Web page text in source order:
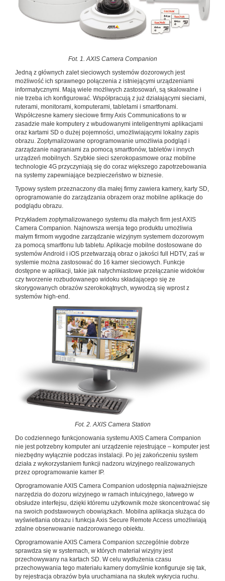
Fot. 1. AXIS Camera Companion
Jedną z głównych zalet sieciowych systemów dozorowych jest
możliwość ich sprawnego połączenia z istniejącymi urządzeniami
informatycznymi. Mają wiele możliwych zastosowań, są skalowalne i
nie trzeba ich konfigurować. Współpracują z już działającymi sieciami,
ruterami, monitorami, komputerami, tabletami i smartfonami.
Współczesne kamery sieciowe firmy Axis Communications to w
zasadzie małe komputery z wbudowanymi inteligentnymi aplikacjami
oraz kartami SD o dużej pojemności, umożliwiającymi lokalny zapis
obrazu. Zoptymalizowane oprogramowanie umożliwia podgląd i
zarządzanie nagraniami za pomocą smartfonów, tabletów i innych
urządzeń mobilnych. Szybkie sieci szerokopasmowe oraz mobilne
technologie 4G przyczyniają się do coraz większego zapotrzebowania
na systemy zapewniające bezpieczeństwo w biznesie.
Typowy system przeznaczony dla małej firmy zawiera kamery, karty SD,
oprogramowanie do zarządzania obrazem oraz mobilne aplikacje do
podglądu obrazu.
Przykładem zoptymalizowanego systemu dla małych firm jest AXIS
Camera Companion. Najnowsza wersja tego produktu umożliwia
małym firmom wygodne zarządzanie wizyjnym systemem dozorowym
za pomocą smartfonu lub tabletu. Aplikacje mobilne dostosowane do
systemów Android i iOS przetwarzają obraz o jakości full HDTV, zaś w
systemie można zastosować do 16 kamer sieciowych. Funkcje
dostępne w aplikacji, takie jak natychmiastowe przełączanie widoków
czy tworzenie rozbudowanego widoku składającego się ze
skorygowanych obrazów szerokokątnych, wywodzą się wprost z
systemów high-end.
Fot. 2. AXIS Camera Station
Do codziennego funkcjonowania systemu AXIS Camera Companion
nie jest potrzebny komputer ani urządzenie rejestrujące – komputer jest
niezbędny wyłącznie podczas instalacji. Po jej zakończeniu system
działa z wykorzystaniem funkcji nadzoru wizyjnego realizowanych
przez oprogramowanie kamer IP.
Oprogramowanie AXIS Camera Companion udostępnia najważniejsze
narzędzia do dozoru wizyjnego w ramach intuicyjnego, łatwego w
obsłudze interfejsu, dzięki któremu użytkownik może skoncentrować się
na swoich podstawowych obowiązkach. Mobilna aplikacja służąca do
wyświetlania obrazu i funkcja Axis Secure Remote Access umożliwiają
zdalne obserwowanie nadzorowanego obiektu.
Oprogramowanie AXIS Camera Companion szczególnie dobrze
sprawdza się w systemach, w których materiał wizyjny jest
przechowywany na kartach SD. W celu wydłużenia czasu
przechowywania tego materiału kamery domyślnie konfiguruje się tak,
by rejestracja obrazów była uruchamiana na skutek wykrycia ruchu.